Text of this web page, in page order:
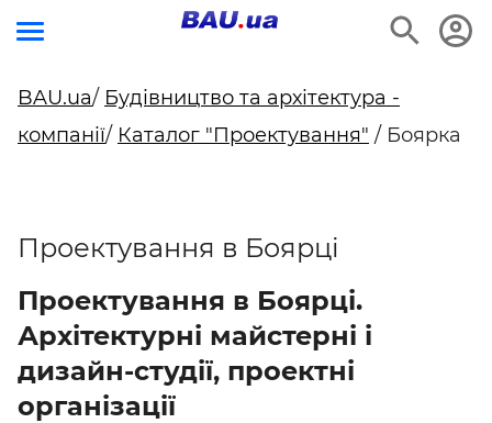
BAU.ua/ Будівництво та архітектура -
компанії/ Каталог "Проектування" / Боярка
Проектування в Боярці
Проектування в Боярці.
Архітектурні майстерні і
дизайн-студії, проектні
організації